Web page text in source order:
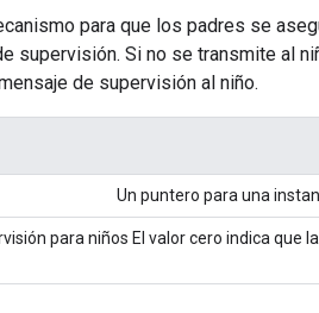
para que los padres se
supervisión. Si no se transmite al
de supervisión al niño.
Un puntero para una
para niños El valor cero indica que